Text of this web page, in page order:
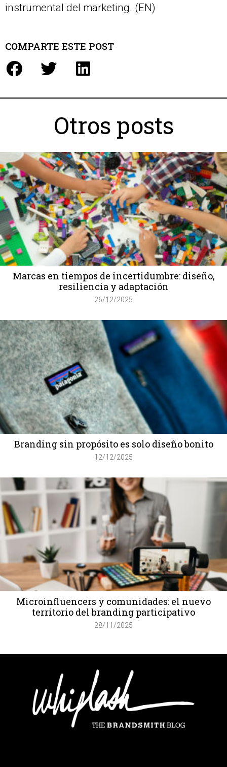
instrumental del marketing. (EN)
COMPARTE ESTE POST
Otros posts
Marcas en tiempos de incertidumbre: diseño,
resiliencia y adaptación
26/12/2025
Branding sin propósito es solo diseño bonito
12/12/2025
Microinfluencers y comunidades: el nuevo
territorio del branding participativo
28/11/2025